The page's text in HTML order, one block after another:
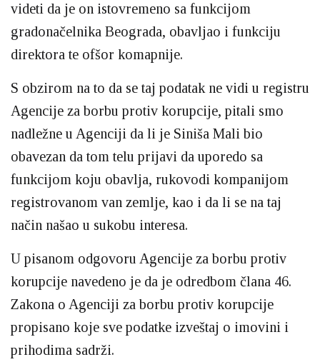
videti da je on istovremeno sa funkcijom
gradonačelnika Beograda, obavljao i funkciju
direktora te ofšor komapnije.
S obzirom na to da se taj podatak ne vidi u registru
Agencije za borbu protiv korupcije, pitali smo
nadležne u Agenciji da li je Siniša Mali bio
obavezan da tom telu prijavi da uporedo sa
funkcijom koju obavlja, rukovodi kompanijom
registrovanom van zemlje, kao i da li se na taj
način našao u sukobu interesa.
U pisanom odgovoru Agencije za borbu protiv
korupcije navedeno je da je odredbom člana 46.
Zakona o Agenciji za borbu protiv korupcije
propisano koje sve podatke izveštaj o imovini i
prihodima sadrži.